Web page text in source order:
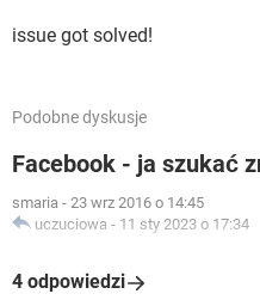
issue got solved!
Podobne dyskusje
Facebook - ja szukać
smaria - 23 wrz 2016 o 14:45
uczuciowa - 11 sty 2023 o 17:34
4 odpowiedzi